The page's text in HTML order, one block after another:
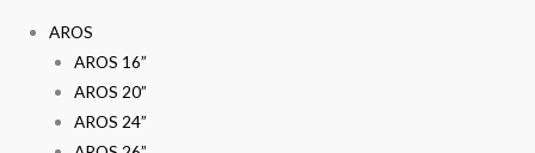
AROS
AROS 16”
AROS 20”
AROS 24”